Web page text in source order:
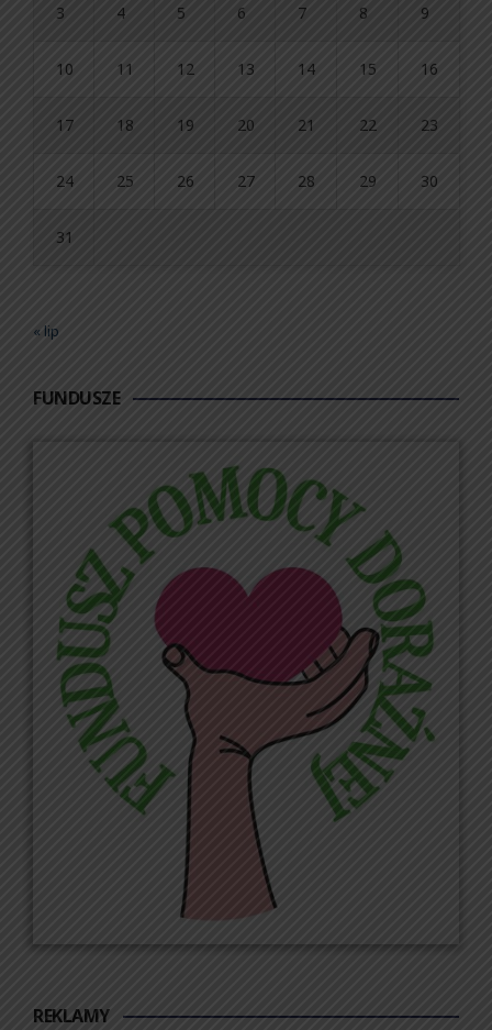
3 4 5 6 7 8 9
10 11 12 13 14 15 16
17 18 19 20 21 22 23
24 25 26 27 28 29 30
31
« lip
FUNDUSZE
REKLAMY